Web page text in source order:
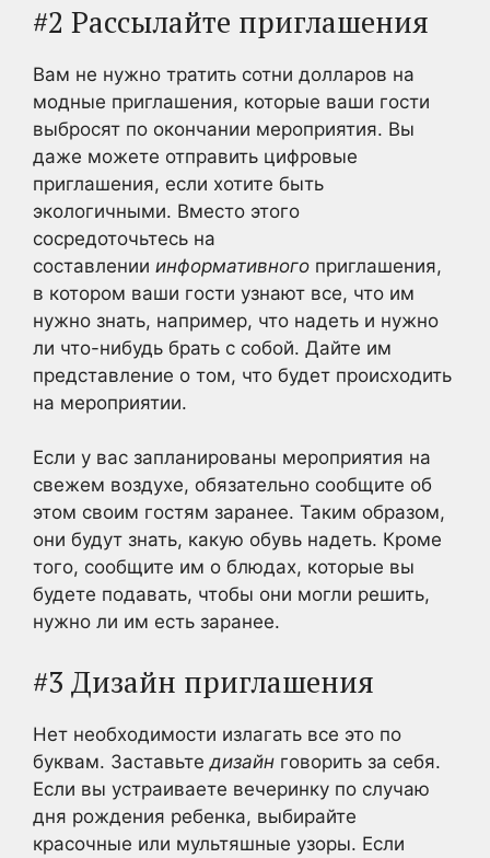
#2 Рассылайте приглашения
Вам не нужно тратить сотни долларов на
модные приглашения, которые ваши гости
выбросят по окончании мероприятия. Вы
даже можете отправить цифровые
приглашения, если хотите быть
экологичными. Вместо этого
сосредоточьтесь на
составлении информативного приглашения,
в котором ваши гости узнают все, что им
нужно знать, например, что надеть и нужно
ли что-нибудь брать с собой. Дайте им
представление о том, что будет происходить
на мероприятии.
Если у вас запланированы мероприятия на
свежем воздухе, обязательно сообщите об
этом своим гостям заранее. Таким образом,
они будут знать, какую обувь надеть. Кроме
того, сообщите им о блюдах, которые вы
будете подавать, чтобы они могли решить,
нужно ли им есть заранее.
#3 Дизайн приглашения
Нет необходимости излагать все это по
буквам. Заставьте дизайн говорить за себя.
Если вы устраиваете вечеринку по случаю
дня рождения ребенка, выбирайте
красочные или мультяшные узоры. Если